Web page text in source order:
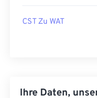
CST Zu WAT
Ihre Daten,